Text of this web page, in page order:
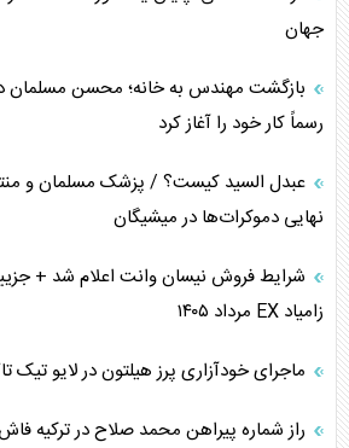
جهان
بازگشت مهندس به خانه؛ محسن مسلمان
رسماً کار خود را آغاز کرد
عبدل السید کیست؟ / پزشک مسلمان و
نهایی دموکرات‌ها در میشیگان
شرایط فروش نیسان وانت اعلام شد +
زامیاد EX مرداد ۱۴۰۵
ماجرای خودآزاری پرز هیلتون در لایو تیک
راز شماره پیراهن محمد صلاح در ترکیه